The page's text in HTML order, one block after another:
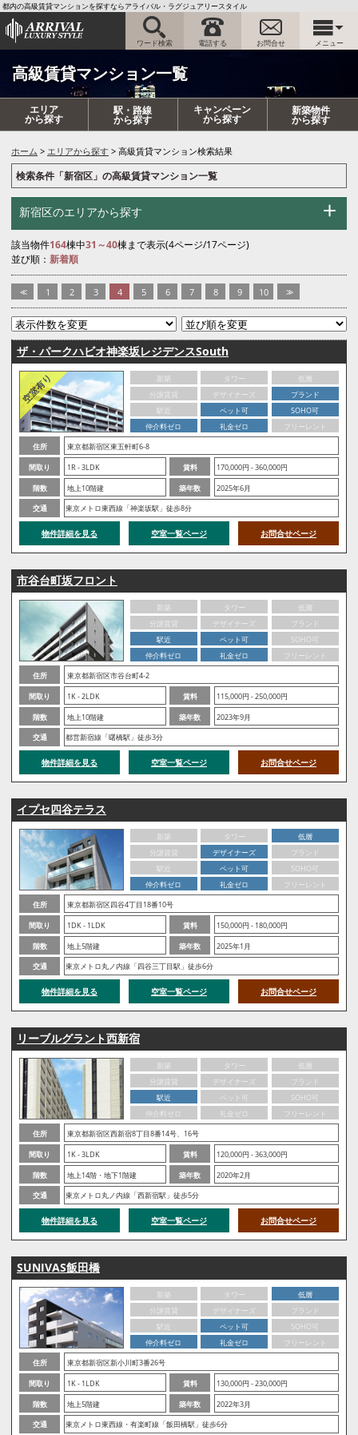
都内の高級賃貸マンションを探すならアライバル・ラグジュアリースタイル
ワード検索 電話する お問合せ メニュー
高級賃貸マンション一覧
エリア
から探す
駅・路線
から探す
キャンペーン
から探す
新築物件
から探す
ホーム エリアから探す 高級賃貸マンション検索結果
検索条件「新宿区」の高級賃貸マンション一覧
新宿区のエリアから探す
該当物件164棟中31～40棟まで表示(4ページ/17ページ)
並び順： 新着順
<< 1 2 3 4 5 6 7 8 9 10 >>
ザ・パークハビオ神楽坂レジデンスSouth
新築 タワー
低層
分譲賃貸
デザイナーズ
ブランド
駅近
ペット可
SOHO可
仲介料ゼロ
礼金ゼロ
フリーレント
住所
東京都新宿区東五軒町6-8
間取り
1R - 3LDK 賃料
170,000円 - 360,000円
階数
地上10階建 築年数
2025年6月
交通
東京メトロ東西線「神楽坂駅」徒歩8分
物件詳細を見る 空室一覧ページ お問合せページ
市谷台町坂フロント
新築 タワー
低層
分譲賃貸
デザイナーズ
ブランド
駅近
ペット可
SOHO可
仲介料ゼロ
礼金ゼロ
フリーレント
住所
東京都新宿区市谷台町4-2
間取り
1K - 2LDK 賃料
115,000円 - 250,000円
階数
地上10階建 築年数
2023年9月
交通
都営新宿線「曙橋駅」徒歩3分
物件詳細を見る 空室一覧ページ お問合せページ
イプセ四谷テラス
新築 タワー
低層
分譲賃貸
デザイナーズ
ブランド
駅近
ペット可
SOHO可
仲介料ゼロ
礼金ゼロ
フリーレント
住所
東京都新宿区四谷4丁目18番10号
間取り
1DK - 1LDK 賃料
150,000円 - 180,000円
階数
地上5階建 築年数
2025年1月
交通
東京メトロ丸ノ内線「四谷三丁目駅」徒歩6分
物件詳細を見る 空室一覧ページ お問合せページ
リーブルグラント西新宿
新築 タワー
低層
分譲賃貸
デザイナーズ
ブランド
駅近
ペット可
SOHO可
仲介料ゼロ
礼金ゼロ
フリーレント
住所
東京都新宿区西新宿8丁目8番14号、16号
間取り
1K - 3LDK 賃料
120,000円 - 363,000円
階数
地上14階・地下1階建 築年数
2020年2月
交通
東京メトロ丸ノ内線「西新宿駅」徒歩5分
物件詳細を見る 空室一覧ページ お問合せページ
SUNIVAS飯田橋
新築 タワー
低層
分譲賃貸
デザイナーズ
ブランド
駅近
ペット可
SOHO可
仲介料ゼロ
礼金ゼロ
フリーレント
住所
東京都新宿区新小川町3番26号
間取り
1K - 1LDK 賃料
130,000円 - 230,000円
階数
地上5階建 築年数
2022年3月
交通
東京メトロ東西線・有楽町線「飯田橋駅」徒歩6分